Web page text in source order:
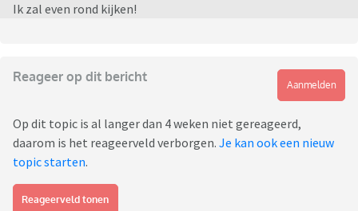
Ik zal even rond kijken!
Reageer op dit bericht
Aanmelden
Op dit topic is al langer dan 4 weken niet gereageerd,
daarom is het reageerveld verborgen. Je kan ook een nieuw
topic starten.
Reageerveld tonen